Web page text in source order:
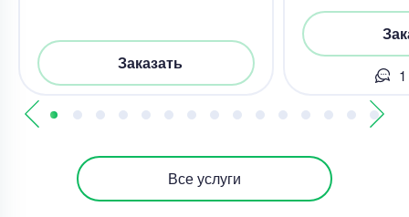
Заказать
Все услуги